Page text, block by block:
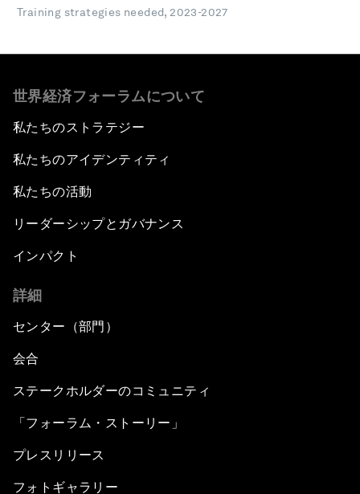
Training strategies needed, 2023-2027
0
seconds
41
0
seconds
42
世界経済フォーラムについて
私たちのストラテジー
私たちのアイデンティティ
私たちの活動
リーダーシップとガバナンス
インパクト
詳細
センター（部門）
会合
ステークホルダーのコミュニティ
「フォーラム・ストーリー」
プレスリリース
フォトギャラリー